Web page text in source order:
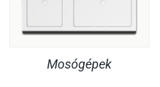
Mosógépek